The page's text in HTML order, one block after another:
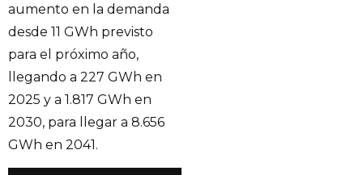
aumento en la demanda
desde 11 GWh previsto
para el próximo año,
llegando a 227 GWh en
2025 y a 1.817 GWh en
2030, para llegar a 8.656
GWh en 2041.